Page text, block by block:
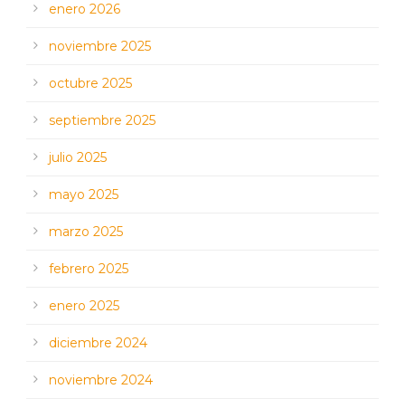
enero 2026
noviembre 2025
octubre 2025
septiembre 2025
julio 2025
mayo 2025
marzo 2025
febrero 2025
enero 2025
diciembre 2024
noviembre 2024